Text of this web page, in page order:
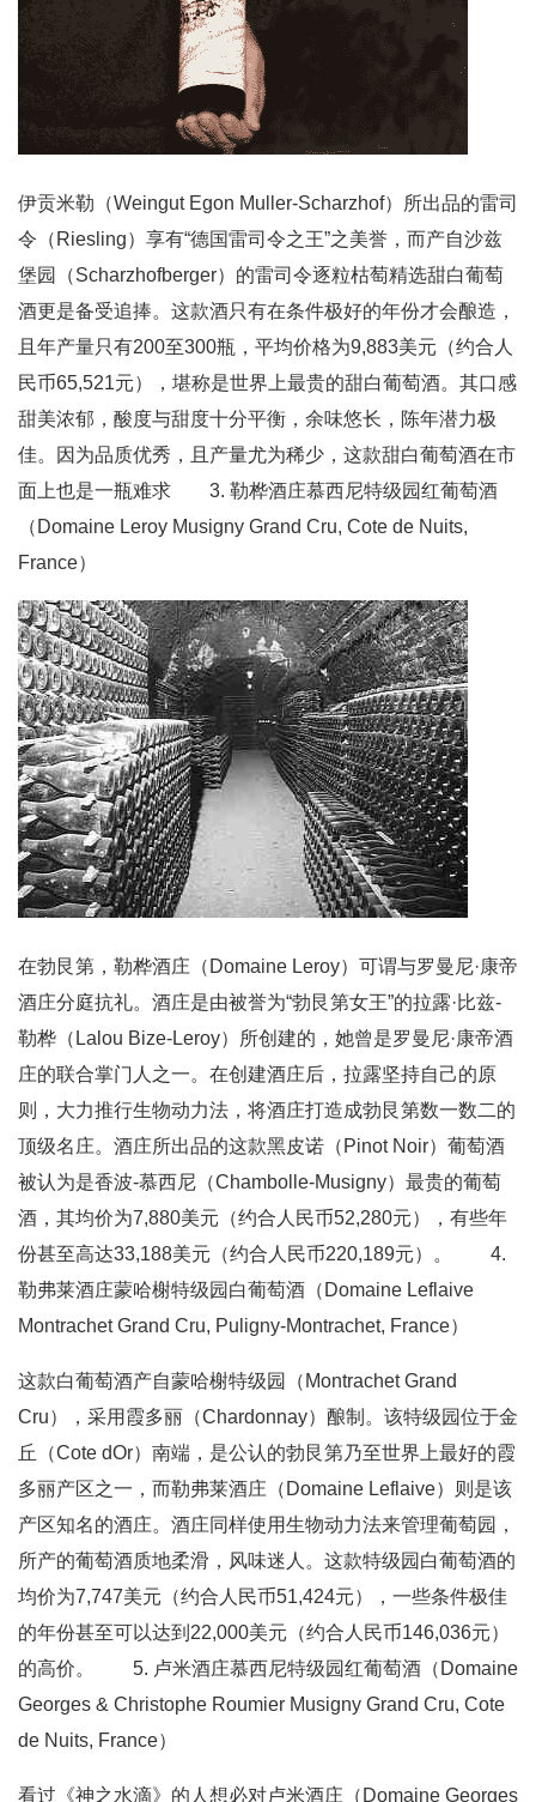
伊贡米勒（Weingut Egon Muller-Scharzhof）所出品的雷司
令（Riesling）享有“德国雷司令之王”之美誉，而产自沙兹
堡园（Scharzhofberger）的雷司令逐粒枯萄精选甜白葡萄
酒更是备受追捧。这款酒只有在条件极好的年份才会酿造，
且年产量只有200至300瓶，平均价格为9,883美元（约合人
民币65,521元），堪称是世界上最贵的甜白葡萄酒。其口感
甜美浓郁，酸度与甜度十分平衡，余味悠长，陈年潜力极
佳。因为品质优秀，且产量尤为稀少，这款甜白葡萄酒在市
面上也是一瓶难求 3. 勒桦酒庄慕西尼特级园红葡萄酒
（Domaine Leroy Musigny Grand Cru, Cote de Nuits,
France）
在勃艮第，勒桦酒庄（Domaine Leroy）可谓与罗曼尼·康帝
酒庄分庭抗礼。酒庄是由被誉为“勃艮第女王”的拉露·比兹-
勒桦（Lalou Bize-Leroy）所创建的，她曾是罗曼尼·康帝酒
庄的联合掌门人之一。在创建酒庄后，拉露坚持自己的原
则，大力推行生物动力法，将酒庄打造成勃艮第数一数二的
顶级名庄。酒庄所出品的这款黑皮诺（Pinot Noir）葡萄酒
被认为是香波-慕西尼（Chambolle-Musigny）最贵的葡萄
酒，其均价为7,880美元（约合人民币52,280元），有些年
份甚至高达33,188美元（约合人民币220,189元）。 4.
勒弗莱酒庄蒙哈榭特级园白葡萄酒（Domaine Leflaive
Montrachet Grand Cru, Puligny-Montrachet, France）
这款白葡萄酒产自蒙哈榭特级园（Montrachet Grand
Cru），采用霞多丽（Chardonnay）酿制。该特级园位于金
丘（Cote dOr）南端，是公认的勃艮第乃至世界上最好的霞
多丽产区之一，而勒弗莱酒庄（Domaine Leflaive）则是该
产区知名的酒庄。酒庄同样使用生物动力法来管理葡萄园，
所产的葡萄酒质地柔滑，风味迷人。这款特级园白葡萄酒的
均价为7,747美元（约合人民币51,424元），一些条件极佳
的年份甚至可以达到22,000美元（约合人民币146,036元）
的高价。 5. 卢米酒庄慕西尼特级园红葡萄酒（Domaine
Georges & Christophe Roumier Musigny Grand Cru, Cote
de Nuits, France）
看过《神之水滴》的人想必对卢米酒庄（Domaine Georges